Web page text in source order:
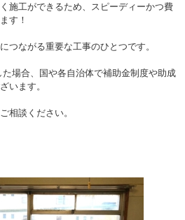
施工ができるため、スピーディーかつ費
す！
つながる重要な工事のひとつです。
場合、国や各自治体で補助金制度や助成
います。
相談ください。